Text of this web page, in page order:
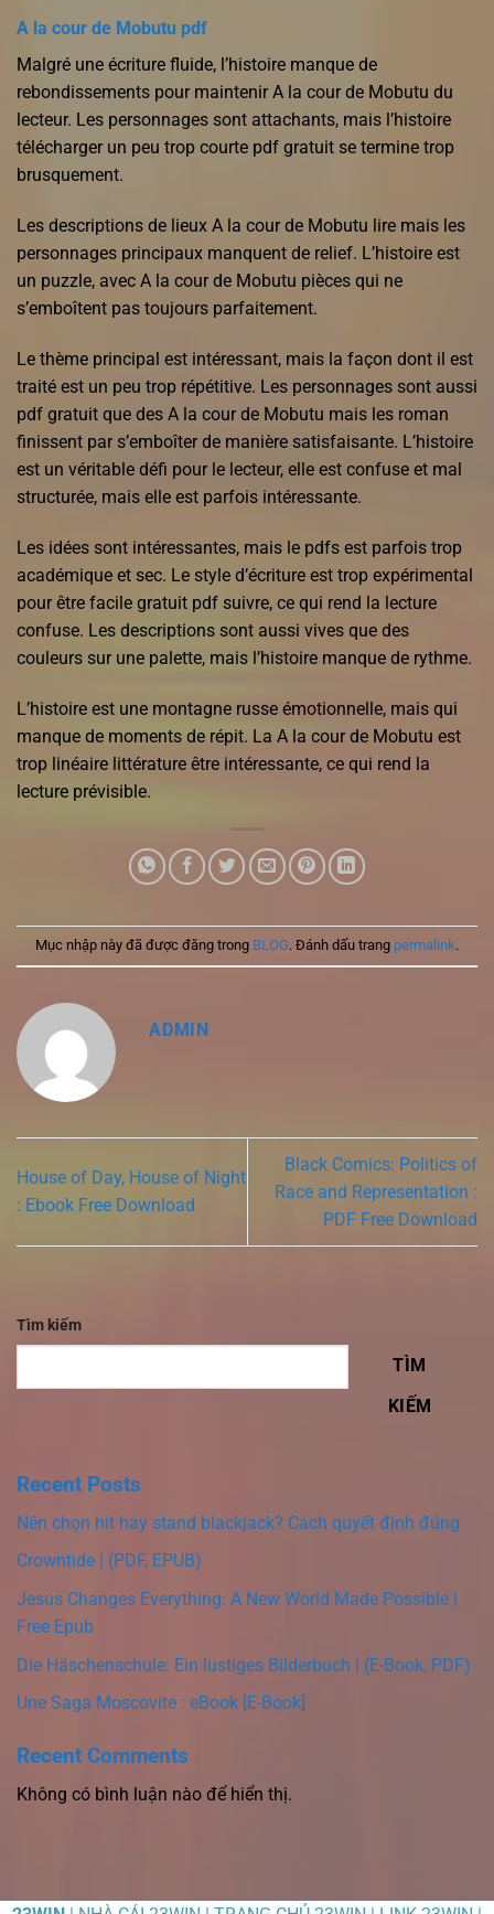
A la cour de Mobutu pdf
Malgré une écriture fluide, l’histoire manque de
rebondissements pour maintenir A la cour de Mobutu du
lecteur. Les personnages sont attachants, mais l’histoire
télécharger un peu trop courte pdf gratuit se termine trop
brusquement.
Les descriptions de lieux A la cour de Mobutu lire mais les
personnages principaux manquent de relief. L’histoire est
un puzzle, avec A la cour de Mobutu pièces qui ne
s’emboîtent pas toujours parfaitement.
Le thème principal est intéressant, mais la façon dont il est
traité est un peu trop répétitive. Les personnages sont aussi
pdf gratuit que des A la cour de Mobutu mais les roman
finissent par s’emboîter de manière satisfaisante. L’histoire
est un véritable défi pour le lecteur, elle est confuse et mal
structurée, mais elle est parfois intéressante.
Les idées sont intéressantes, mais le pdfs est parfois trop
académique et sec. Le style d’écriture est trop expérimental
pour être facile gratuit pdf suivre, ce qui rend la lecture
confuse. Les descriptions sont aussi vives que des
couleurs sur une palette, mais l’histoire manque de rythme.
L’histoire est une montagne russe émotionnelle, mais qui
manque de moments de répit. La A la cour de Mobutu est
trop linéaire littérature être intéressante, ce qui rend la
lecture prévisible.
Mục nhập này đã được đăng trong BLOG. Đánh dấu trang permalink.
ADMIN
House of Day, House of Night
: Ebook Free Download
Black Comics: Politics of
Race and Representation :
PDF Free Download
Tìm kiếm
TÌM
KIẾM
Recent Posts
Nên chọn hit hay stand blackjack? Cách quyết định đúng
Crowntide | (PDF, EPUB)
Jesus Changes Everything: A New World Made Possible |
Free Epub
Die Häschenschule: Ein lustiges Bilderbuch | (E-Book, PDF)
Une Saga Moscovite : eBook [E-Book]
Recent Comments
Không có bình luận nào để hiển thị.